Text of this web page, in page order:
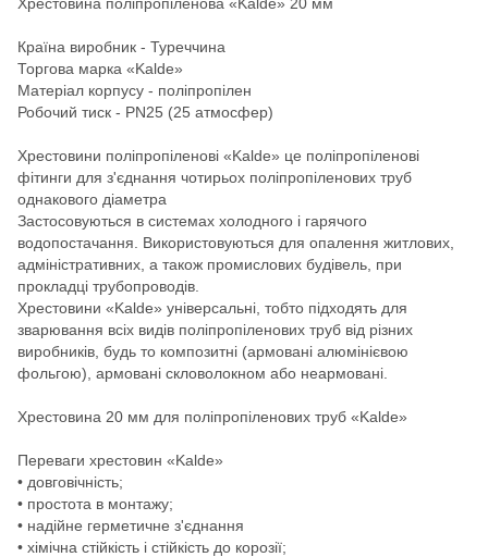
Країна виробник - Туреччина
Торгова марка «Kalde»
Матеріал корпусу - поліпропілен
Робочий тиск - PN25 (25 атмосфер)
Хрестовини поліпропіленові «Kalde» це поліпропіленові
фітинги для з'єднання чотирьох поліпропіленових труб
однакового діаметра
Застосовуються в системах холодного і гарячого
водопостачання. Використовуються для опалення житлових,
адміністративних, а також промислових будівель, при
прокладці трубопроводів.
Хрестовини «Kalde» універсальні, тобто підходять для
зварювання всіх видів поліпропіленових труб від різних
виробників, будь то композитні (армовані алюмінієвою
фольгою), армовані скловолокном або неармовані.
Хрестовина 20 мм для поліпропіленових труб «Kalde»
Переваги хрестовин «Kalde»
• довговічність;
• простота в монтажу;
• надійне герметичне з'єднання
• хімічна стійкість і стійкість до корозії;